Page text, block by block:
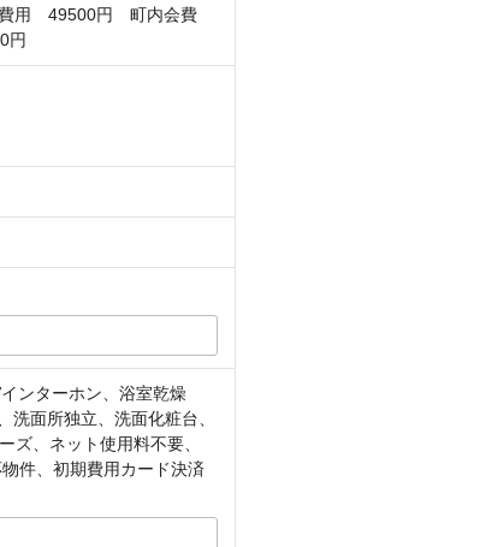
用 49500円 町内会費
円
ンターホン、浴室乾燥
面所独立、洗面化粧台、
ズ、ネット使用料不要、
件、初期費用カード決済